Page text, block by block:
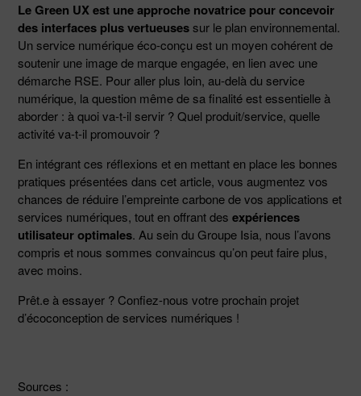
Le Green UX est une approche novatrice pour concevoir
des interfaces plus vertueuses sur le plan environnemental.
Un service numérique éco-conçu est un moyen cohérent de
soutenir une image de marque engagée, en lien avec une
démarche RSE. Pour aller plus loin, au-delà du service
numérique, la question même de sa finalité est essentielle à
aborder : à quoi va-t-il servir ? Quel produit/service, quelle
activité va-t-il promouvoir ?
En intégrant ces réflexions et en mettant en place les bonnes
pratiques présentées dans cet article, vous augmentez vos
chances de réduire l’empreinte carbone de vos applications et
services numériques, tout en offrant desexpériences
utilisateur optimales. Au sein du Groupe Isia, nous l’avons
compris et nous sommes convaincus qu’on peut faire plus,
avec moins.
Prêt.e à essayer ? Confiez-nous votre prochain projet
d’écoconception de services numériques !
Sources :